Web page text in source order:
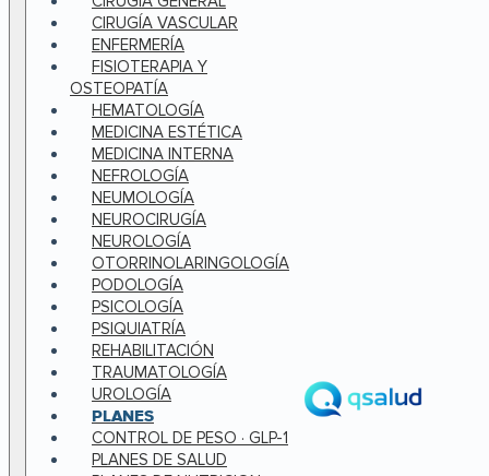
CIRUGÍA VASCULAR
ENFERMERÍA
FISIOTERAPIA Y
OSTEOPATÍA
HEMATOLOGÍA
MEDICINA ESTÉTICA
MEDICINA INTERNA
NEFROLOGÍA
NEUMOLOGÍA
NEUROCIRUGÍA
NEUROLOGÍA
OTORRINOLARINGOLOGÍA
PODOLOGÍA
PSICOLOGÍA
PSIQUIATRÍA
REHABILITACIÓN
TRAUMATOLOGÍA
UROLOGÍA
PLANES
CONTROL DE PESO · GLP-1
PLANES DE SALUD